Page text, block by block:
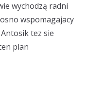
wychodzą radni
wspomagajacy
tez sie
plan